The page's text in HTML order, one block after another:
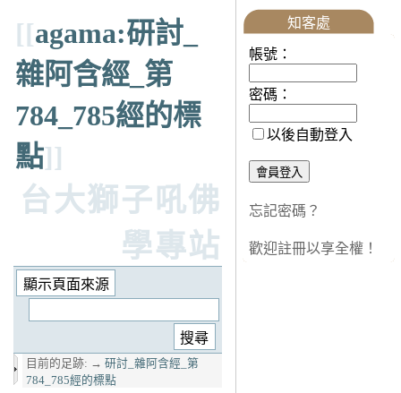
[[agama:研討_
雜阿含經_第
784_785經的標
點]]
台大獅子吼佛
學專站
目前的足跡: → 研討_雜阿含經_第
784_785經的標點
知客處
帳號：
密碼：
以後自動登入
忘記密碼？
歡迎註冊以享全權！